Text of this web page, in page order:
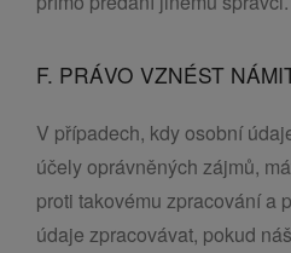
F. PRÁVO VZNÉST
V případech, kdy osobní
účely oprávněných zájmů,
proti takovému zpracování a
údaje zpracovávat, pokud